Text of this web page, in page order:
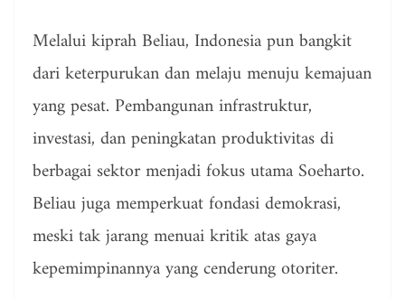
Melalui kiprah Beliau, Indonesia pun bangkit
dari keterpurukan dan melaju menuju kemajuan
yang pesat. Pembangunan infrastruktur,
investasi, dan peningkatan produktivitas di
berbagai sektor menjadi fokus utama Soeharto.
Beliau juga memperkuat fondasi demokrasi,
meski tak jarang menuai kritik atas gaya
kepemimpinannya yang cenderung otoriter.